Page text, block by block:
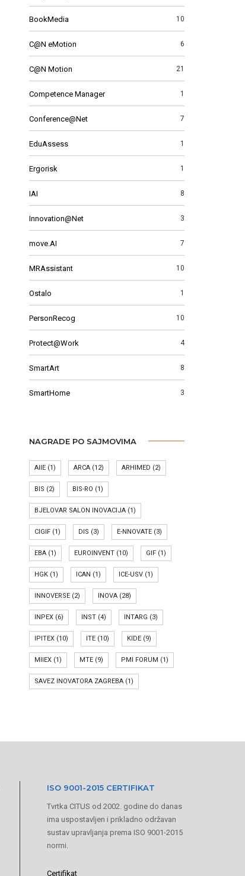
BookMedia 10
C@N eMotion 6
C@N Motion 21
Competence Manager 1
Conference@Net 7
EduAssess 1
Ergorisk 1
IAI 8
Innovation@Net 3
move.AI 7
MRAssistant 10
Ostalo 1
PersonRecog 10
Protect@Work 4
SmartArt 8
SmartHome 3
NAGRADE PO SAJMOVIMA
AIIE(1) ARCA(12) ARHIMED (2)
BIS (2) BIS-RO (1)
BJELOVAR SALON INOVACIJA(1)
CIGIF(1) DIS (3) E-NNOVATE(3)
EBA(1) EUROINVENT(10) GIF(1)
HGK(1) ICAN (1) ICE-USV(1)
INNOVERSE(2) INOVA(28)
INPEX(6) INST(4) INTARG (3)
IPITEX(10) ITE(10) KIDE(9)
MIIEX(1) MTE(9) PMI FORUM (1)
SAVEZ INOVATORA ZAGREBA(1)
ISO 9001-2015 CERTIFIKAT
Tvrtka CITUS od 2002. godine do danas
ima uspostavljen i prikladno održavan
sustav upravljanja prema ISO 9001-2015
normi.
Certifikat